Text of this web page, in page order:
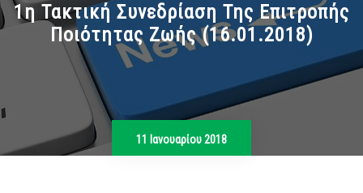
1η Τακτική Συνεδρίαση Της Επιτροπής
Ποιότητας Ζωής (16.01.2018)
11 Ιανουαρίου 2018